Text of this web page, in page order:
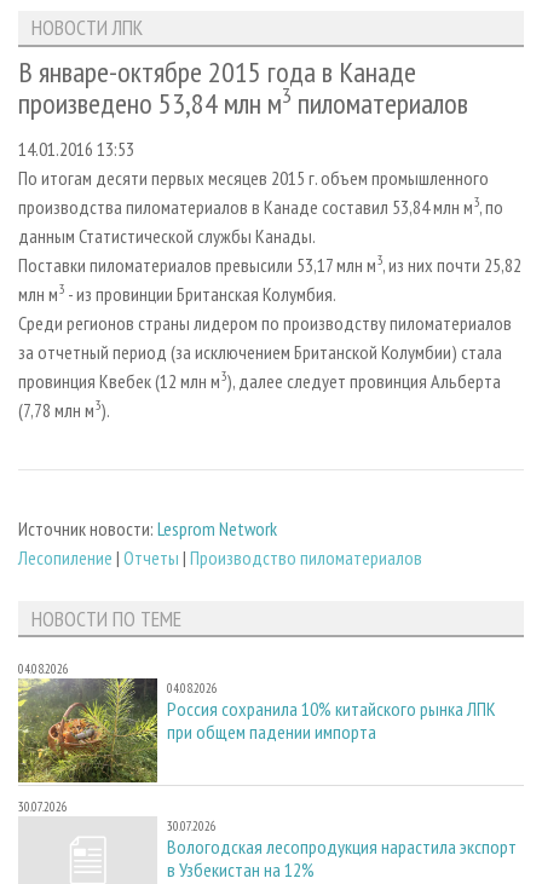
ЛЕСОЗАГОТОВКА
ЛЕСОПИЛЕНИЕ
СУШКА ДРЕВЕСИНЫ
ПРОИЗВОДСТВО ДРЕВЕСНЫХ ПЛИТ
ДЕРЕВЯННОЕ ДОМОСТРОЕНИЕ
ПРОИЗВОДСТВО МЕБЕЛИ
БИОЭНЕРГЕТИКА
ЦБП
ИНСТРУМЕНТ И МАТЕРИАЛЫ
НОВОСТИ ЛПК
НОВОСТИ ЖУРНАЛА
ПРОЕКТЫ ЛПИ
АНАЛИТИКА
ПРЕДПРИЯТИЯ ЛПК
ПЕРСОНЫ
МОБИЛЬНЫЕ ВЫСТАВКИ
ОФИЦИАЛЬНЫЕ ДЕЛЕГАЦИИ
ПРИОРИТЕТНЫЕ ИНВЕСТПРОЕКТЫ
RUSSIAN FORESTRY REVIEW
ГАЗЕТА ЛЕСПРОМФОРУМ
БИБЛИОТЕКА СПЕЦИАЛИСТА
АРХИВ ЖУРНАЛОВ
СТАТЬИ
О ЖУРНАЛЕ
ПОДПИСКА
КОНТАКТЫ
РЕКЛАМОДАТЕЛЯМ
РЕКЛАМА
РЕКЛАМА НА САЙТЕ
НОВОСТИ ЛПК
В январе-октябре 2015 года в Канаде
произведено 53,84 млн м3 пиломатериалов
14.01.2016 13:53
По итогам десяти первых месяцев 2015 г. объем промышленного
производства пиломатериалов в Канаде составил 53,84 млн м3, по
данным Статистической службы Канады.
Поставки пиломатериалов превысили 53,17 млн м3, из них почти 25,82
млн м3 - из провинции Британская Колумбия.
Среди регионов страны лидером по производству пиломатериалов
за отчетный период (за исключением Британской Колумбии) стала
провинция Квебек (12 млн м3), далее следует провинция Альберта
(7,78 млн м3).
Источник новости: Lesprom Network
Лесопиление | Отчеты | Производство пиломатериалов
НОВОСТИ ПО ТЕМЕ
04.08.2026
04.08.2026
Россия сохранила 10% китайского рынка ЛПК
при общем падении импорта
30.07.2026
30.07.2026
Вологодская лесопродукция нарастила экспорт
в Узбекистан на 12%